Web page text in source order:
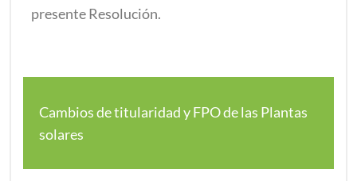
presente Resolución.
Cambios de titularidad y FPO de las Plantas
solares